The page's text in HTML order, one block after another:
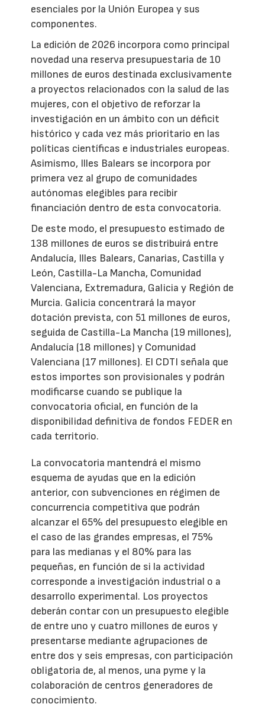
esenciales por la Unión Europea y sus
componentes.
La edición de 2026 incorpora como principal
novedad una reserva presupuestaria de 10
millones de euros destinada exclusivamente
a proyectos relacionados con la salud de las
mujeres, con el objetivo de reforzar la
investigación en un ámbito con un déficit
histórico y cada vez más prioritario en las
políticas científicas e industriales europeas.
Asimismo, Illes Balears se incorpora por
primera vez al grupo de comunidades
autónomas elegibles para recibir
financiación dentro de esta convocatoria.
De este modo, el presupuesto estimado de
138 millones de euros se distribuirá entre
Andalucía, Illes Balears, Canarias, Castilla y
León, Castilla-La Mancha, Comunidad
Valenciana, Extremadura, Galicia y Región de
Murcia. Galicia concentrará la mayor
dotación prevista, con 51 millones de euros,
seguida de Castilla-La Mancha (19 millones),
Andalucía (18 millones) y Comunidad
Valenciana (17 millones). El CDTI señala que
estos importes son provisionales y podrán
modificarse cuando se publique la
convocatoria oficial, en función de la
disponibilidad definitiva de fondos FEDER en
cada territorio.
La convocatoria mantendrá el mismo
esquema de ayudas que en la edición
anterior, con subvenciones en régimen de
concurrencia competitiva que podrán
alcanzar el 65% del presupuesto elegible en
el caso de las grandes empresas, el 75%
para las medianas y el 80% para las
pequeñas, en función de si la actividad
corresponde a investigación industrial o a
desarrollo experimental. Los proyectos
deberán contar con un presupuesto elegible
de entre uno y cuatro millones de euros y
presentarse mediante agrupaciones de
entre dos y seis empresas, con participación
obligatoria de, al menos, una pyme y la
colaboración de centros generadores de
conocimiento.